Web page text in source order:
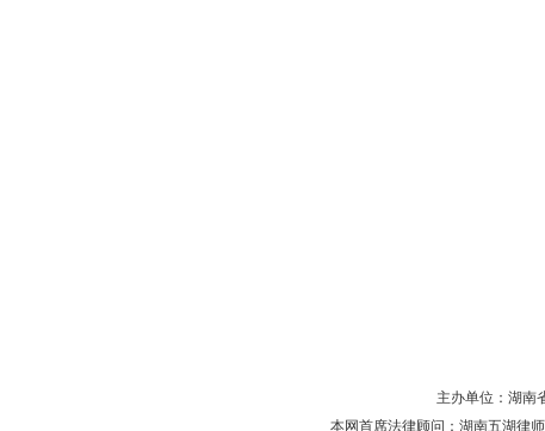
主办单位：湖南
本网首席法律顾问：湖南五湖律